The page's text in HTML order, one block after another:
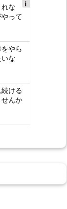
gly
な
って
やら
な
続ける
んか